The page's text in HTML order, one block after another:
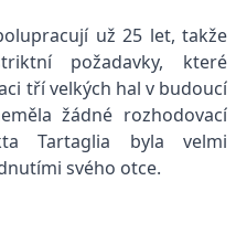
už 25 let, takže
požadavky, které
tří velkých hal v budoucí
žádné rozhodovací
Tartaglia byla velmi
svého otce.